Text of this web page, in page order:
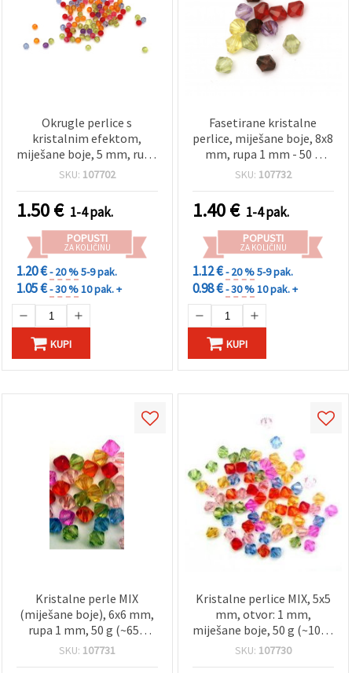
Okrugle perlice s
kristalnim efektom,
miješane boje, 5 mm, rupa
1 mm, pakiranje 50 g
nakita, narukvica i
dekoracija
SKU: 107702
1.50€ 1-4 pak.
POPUSTI
ZA KOLIČINU
1.20 €- 20 %5-9 pak.
1.05 €- 30 %10 pak. +
KUPI
Fasetirane kristalne
perlice, miješane boje, 8x8
mm, rupa 1 mm - 50 g
(~240 kom)
SKU: 107732
1.40€ 1-4 pak.
POPUSTI
ZA KOLIČINU
1.12 €- 20 %5-9 pak.
0.98 €- 30 %10 pak. +
KUPI
Kristalne perle MIX
(miješane boje), 6x6 mm,
rupa 1 mm, 50 g (~650
kom), za izradu nakita
SKU: 107731
Kristalne perlice MIX, 5x5
mm, otvor: 1 mm,
miješane boje, 50 g (~1000
kom.)
SKU: 107730